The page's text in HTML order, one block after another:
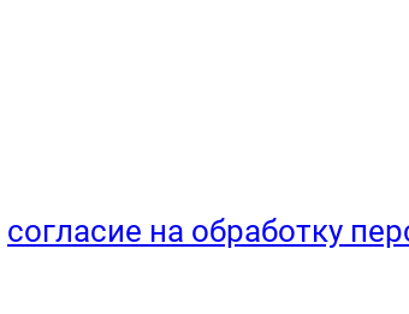
согласие на обработку